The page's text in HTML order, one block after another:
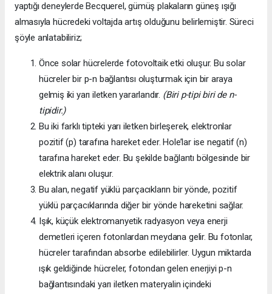
yaptığı deneylerde Becquerel, gümüş plakaların güneş ışığı
almasıyla hücredeki voltajda artış olduğunu belirlemiştir. Süreci
şöyle anlatabiliriz;
Önce solar hücrelerde fotovoltaik etki oluşur. Bu solar
hücreler bir p-n bağlantısı oluşturmak için bir araya
gelmiş iki yarı iletken yararlandır. (Biri p-tipi biri de n-
tipidir.)
Bu iki farklı tipteki yarı iletken birleşerek, elektronlar
pozitif (p) tarafına hareket eder. Hole’lar ise negatif (n)
tarafına hareket eder. Bu şekilde bağlantı bölgesinde bir
elektrik alanı oluşur.
Bu alan, negatif yüklü parçacıkların bir yönde, pozitif
yüklü parçacıklarında diğer bir yönde hareketini sağlar.
Işık, küçük elektromanyetik radyasyon veya enerji
demetleri içeren fotonlardan meydana gelir. Bu fotonlar,
hücreler tarafından absorbe edilebilirler. Uygun miktarda
ışık geldiğinde hücreler, fotondan gelen enerjiyi p-n
bağlantısındaki yarı iletken materyalin içindeki